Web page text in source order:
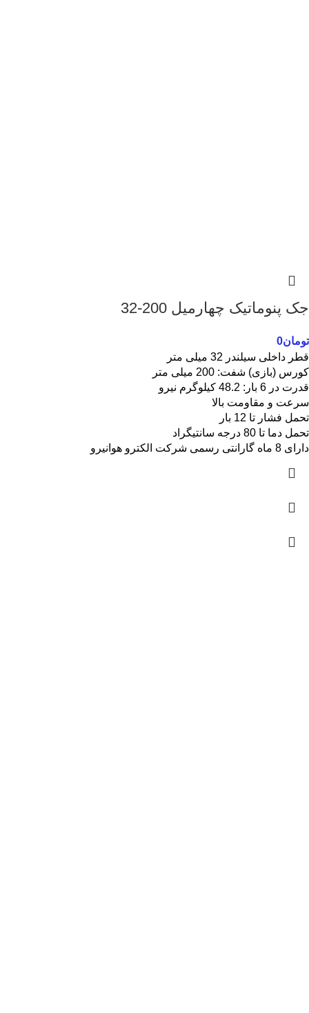
جک پنوماتیک چهارمیل 200-32
تومان0
قطر داخلی سیلندر 32 میلی متر
کورس (بازی) شفت: 200 میلی متر
قدرت در 6 بار: 48.2 کیلوگرم نیرو
سرعت و مقاومت بالا
تحمل فشار تا 12 بار
تحمل دما تا 80 درجه سانتیگراد
دارای 8 ماه گارانتی رسمی شرکت الکترو هوانیرو